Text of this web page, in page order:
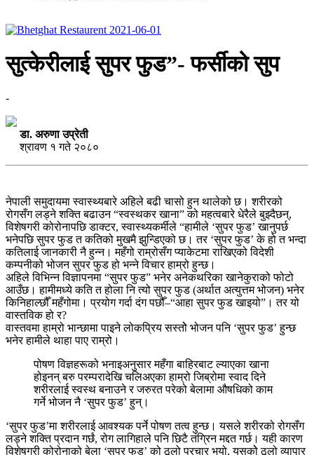
सुत्केरीलाई सुपर फुड”- फर्सीको सुप
-
डा. अरुणा उप्रेती
श्रावण १ गते २०८०
नेपाली समुदायमा स्वास्थ्यबारे अहिले बढी चासो हुन थालेको छ। शरीरको
रोगसँग लड्ने शक्ति बढाउन “स्वस्थकर खाना” को महत्वबारे धेरैले बुझ्दैछन्,
विशेषगरी कोरोनापछि डाक्टर, स्वास्थ्यकर्मीले “हामीले ‘सुपर फुड’ खानुपर्छ
भनेपछि सुपर फुड त कतिको मुखमै झुन्डिएको छ। तर ‘सुपर फुड’ के हो त भन्दा
कतिलाई जानकारी नै हुन्न। महँगो राम्रोसँग प्याकेटमा राखिएको विदेशी
कम्पनीको भोजन सुपर फुड हो भन्ने विचार हाम्रो हुन्छ।
अहिले विभिन्न विज्ञापनमा “सुपर फुड” भनेर अनेकथरिका खानेकुराको फोटो
आउँछ। हामीमध्ये कति त होला नि त्यो सुपर फुड (अर्थात अत्युत्तम भोजन) भनेर
किनिहाल्छौँ महँगोमा। प्रयोग गर्दा दंग पछौँ–“आहा सुपर फुड खाइयो”। तर यो
वास्तविक हो र?
वास्तवमा हाम्रो भान्छामा पाइने लोकप्रिय सस्तोे भोजन पनि ‘सुपर फुड’ हुन्छ
भनेर हामीले थाहा पाए राम्रो।
पोषण विज्ञहरूको भनाइअनुसार महँगा बाहिरबाट ल्याएका खाना
होइनन् बरु परम्परादेखि चलिअएका हाम्रो जिब्रोमा स्वाद दिने
शरीरलाई स्वस्थ बनाउने र जरुरत परेको बेलामा औषधिको काम
गर्ने भोजन नै ‘सुपर फुड’ हुन्।
‘सुपर फुड’मा शरीरलाई आवश्यक पर्ने पोषण तत्व हुन्छ। यसले शरीरको रोगसँग
लड्ने शक्ति प्रदान गर्छं, रोग लागिहाले पनि छिटै तंग्रिन मद्दत गर्छ। यही कारण
विशेषगरी कोरोनाको बेला ‘सुपर फुड’ को ठूलो प्रचार भयो, यसकोे ठूलो व्यापार